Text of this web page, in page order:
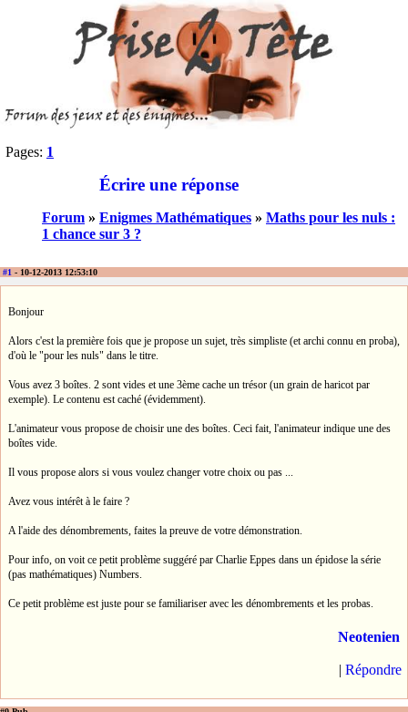
Pages: 1
Écrire une réponse
Forum » Enigmes Mathématiques » Maths pour les nuls :
1 chance sur 3 ?
#1 - 10-12-2013 12:53:10
Bonjour
Alors c'est la première fois que je propose un sujet, très simpliste (et archi connu en proba),
d'où le "pour les nuls" dans le titre.
Vous avez 3 boîtes. 2 sont vides et une 3ème cache un trésor (un grain de haricot par
exemple). Le contenu est caché (évidemment).
L'animateur vous propose de choisir une des boîtes. Ceci fait, l'animateur indique une des
boîtes vide.
Il vous propose alors si vous voulez changer votre choix ou pas ...
Avez vous intérêt à le faire ?
A l'aide des dénombrements, faites la preuve de votre démonstration.
Pour info, on voit ce petit problème suggéré par Charlie Eppes dans un épidose la série
(pas mathématiques) Numbers.
Ce petit problème est juste pour se familiariser avec les dénombrements et les probas.
Neotenien
| Répondre